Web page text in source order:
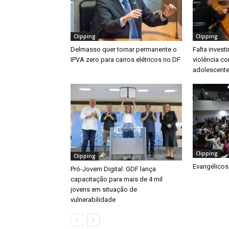
Clipping
Delmasso quer tornar permanente o
IPVA zero para carros elétricos no DF
Clipping
Falta
violência
Clipping
Pró-Jovem Digital: GDF lança
capacitação para mais de 4 mil
jovens em situação de
vulnerabilidade
Clipping